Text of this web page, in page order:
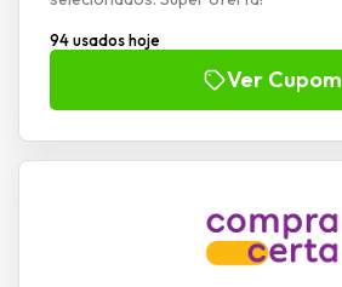
94 usados hoje
Ver Cupom